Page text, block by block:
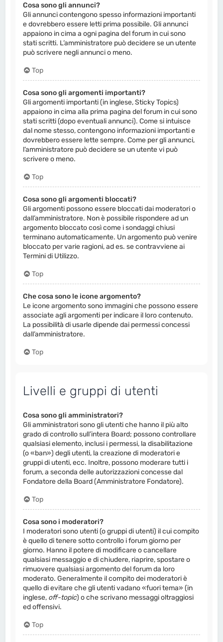
Cosa sono gli annunci?
Gli annunci contengono spesso informazioni importanti
e dovrebbero essere letti prima possibile. Gli annunci
appaiono in cima a ogni pagina del forum in cui sono
stati scritti. L’amministratore può decidere se un utente
può scrivere negli annunci o meno.
Top
Cosa sono gli argomenti importanti?
Gli argomenti importanti (in inglese, Sticky Topics)
appaiono in cima alla prima pagina del forum in cui sono
stati scritti (dopo eventuali annunci). Come si intuisce
dal nome stesso, contengono informazioni importanti e
dovrebbero essere lette sempre. Come per gli annunci,
l’amministratore può decidere se un utente vi può
scrivere o meno.
Top
Cosa sono gli argomenti bloccati?
Gli argomenti possono essere bloccati dai moderatori o
dall’amministratore. Non è possibile rispondere ad un
argomento bloccato così come i sondaggi chiusi
terminano automaticamente. Un argomento può venire
bloccato per varie ragioni, ad es. se contravviene ai
Termini di Utilizzo.
Top
Che cosa sono le icone argomento?
Le icone argomento sono immagini che possono essere
associate agli argomenti per indicare il loro contenuto.
La possibilità di usarle dipende dai permessi concessi
dall’amministratore.
Top
Livelli e gruppi di utenti
Cosa sono gli amministratori?
Gli amministratori sono gli utenti che hanno il più alto
grado di controllo sull’intera Board; possono controllare
qualsiasi elemento, inclusi i permessi, la disabilitazione
(o «ban») degli utenti, la creazione di moderatori e
gruppi di utenti, ecc. Inoltre, possono moderare tutti i
forum, a seconda delle autorizzazioni concesse dal
Fondatore della Board (Amministratore Fondatore).
Top
Cosa sono i moderatori?
I moderatori sono utenti (o gruppi di utenti) il cui compito
è quello di tenere sotto controllo i forum giorno per
giorno. Hanno il potere di modificare o cancellare
qualsiasi messaggio e di chiudere, riaprire, spostare o
rimuovere qualsiasi argomento del forum da loro
moderato. Generalmente il compito dei moderatori è
quello di evitare che gli utenti vadano «fuori tema» (in
inglese, off-topic) o che scrivano messaggi oltraggiosi
ed offensivi.
Top